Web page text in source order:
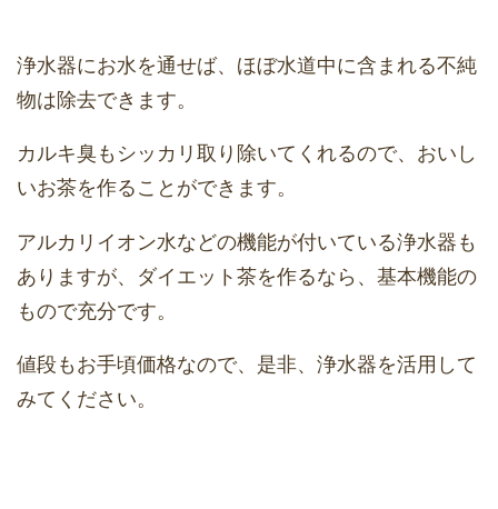
浄水器にお水を通せば、ほぼ水道中に含まれる不純
物は除去できます。
カルキ臭もシッカリ取り除いてくれるので、おいし
いお茶を作ることができます。
アルカリイオン水などの機能が付いている浄水器も
ありますが、ダイエット茶を作るなら、基本機能の
もので充分です。
値段もお手頃価格なので、是非、浄水器を活用して
みてください。